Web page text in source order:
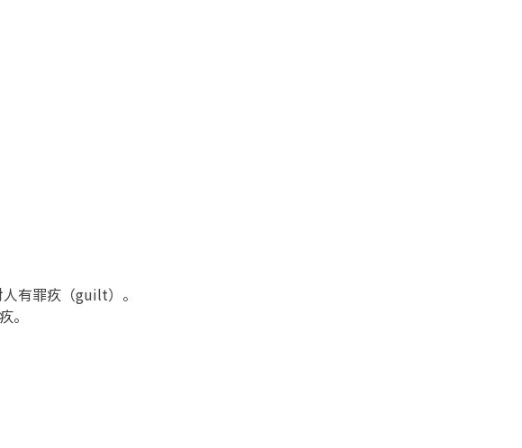
有罪疚（guilt）。
。